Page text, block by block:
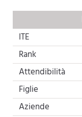
ITE
Rank
Attendibilità
Figlie
Aziende